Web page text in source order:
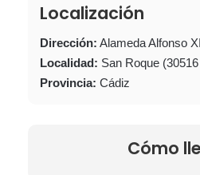
Localización
Dirección: Alameda Alfonso XI
Localidad: San Roque
Provincia: Cádiz
Cómo